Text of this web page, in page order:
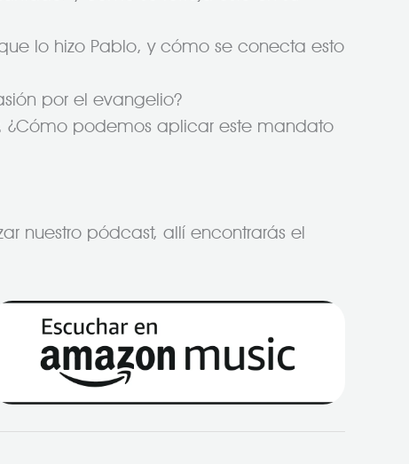
lo hizo Pablo, y cómo se conecta esto
por el evangelio?
¿Cómo podemos aplicar este mandato
nuestro pódcast, allí encontrarás el